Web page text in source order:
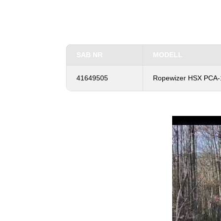
SAB NR MODELL
41649505 Ropewizer HSX